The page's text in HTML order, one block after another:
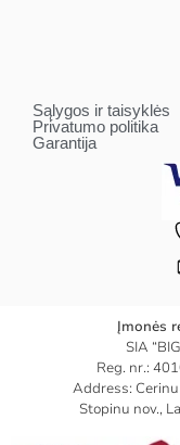
Sąlygos ir taisyklės
Privatumo politika
Garantija
Įmonės
SIA
Reg. nr.:
Address:
Stopinu nov.,